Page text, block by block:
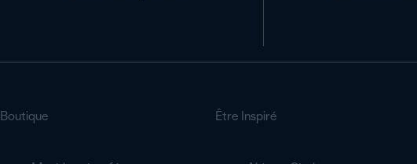
Boutique Être Inspiré